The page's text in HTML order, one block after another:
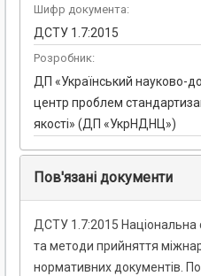
Шифр документа:
ДСТУ 1.7:2015
Розробник:
ДП «Український науково-
центр проблем
якості» (ДП «УкрНДНЦ»)
Пов'язані документи
ДСТУ 1.7:2015 Національна
та методи прийняття
нормативних документів.